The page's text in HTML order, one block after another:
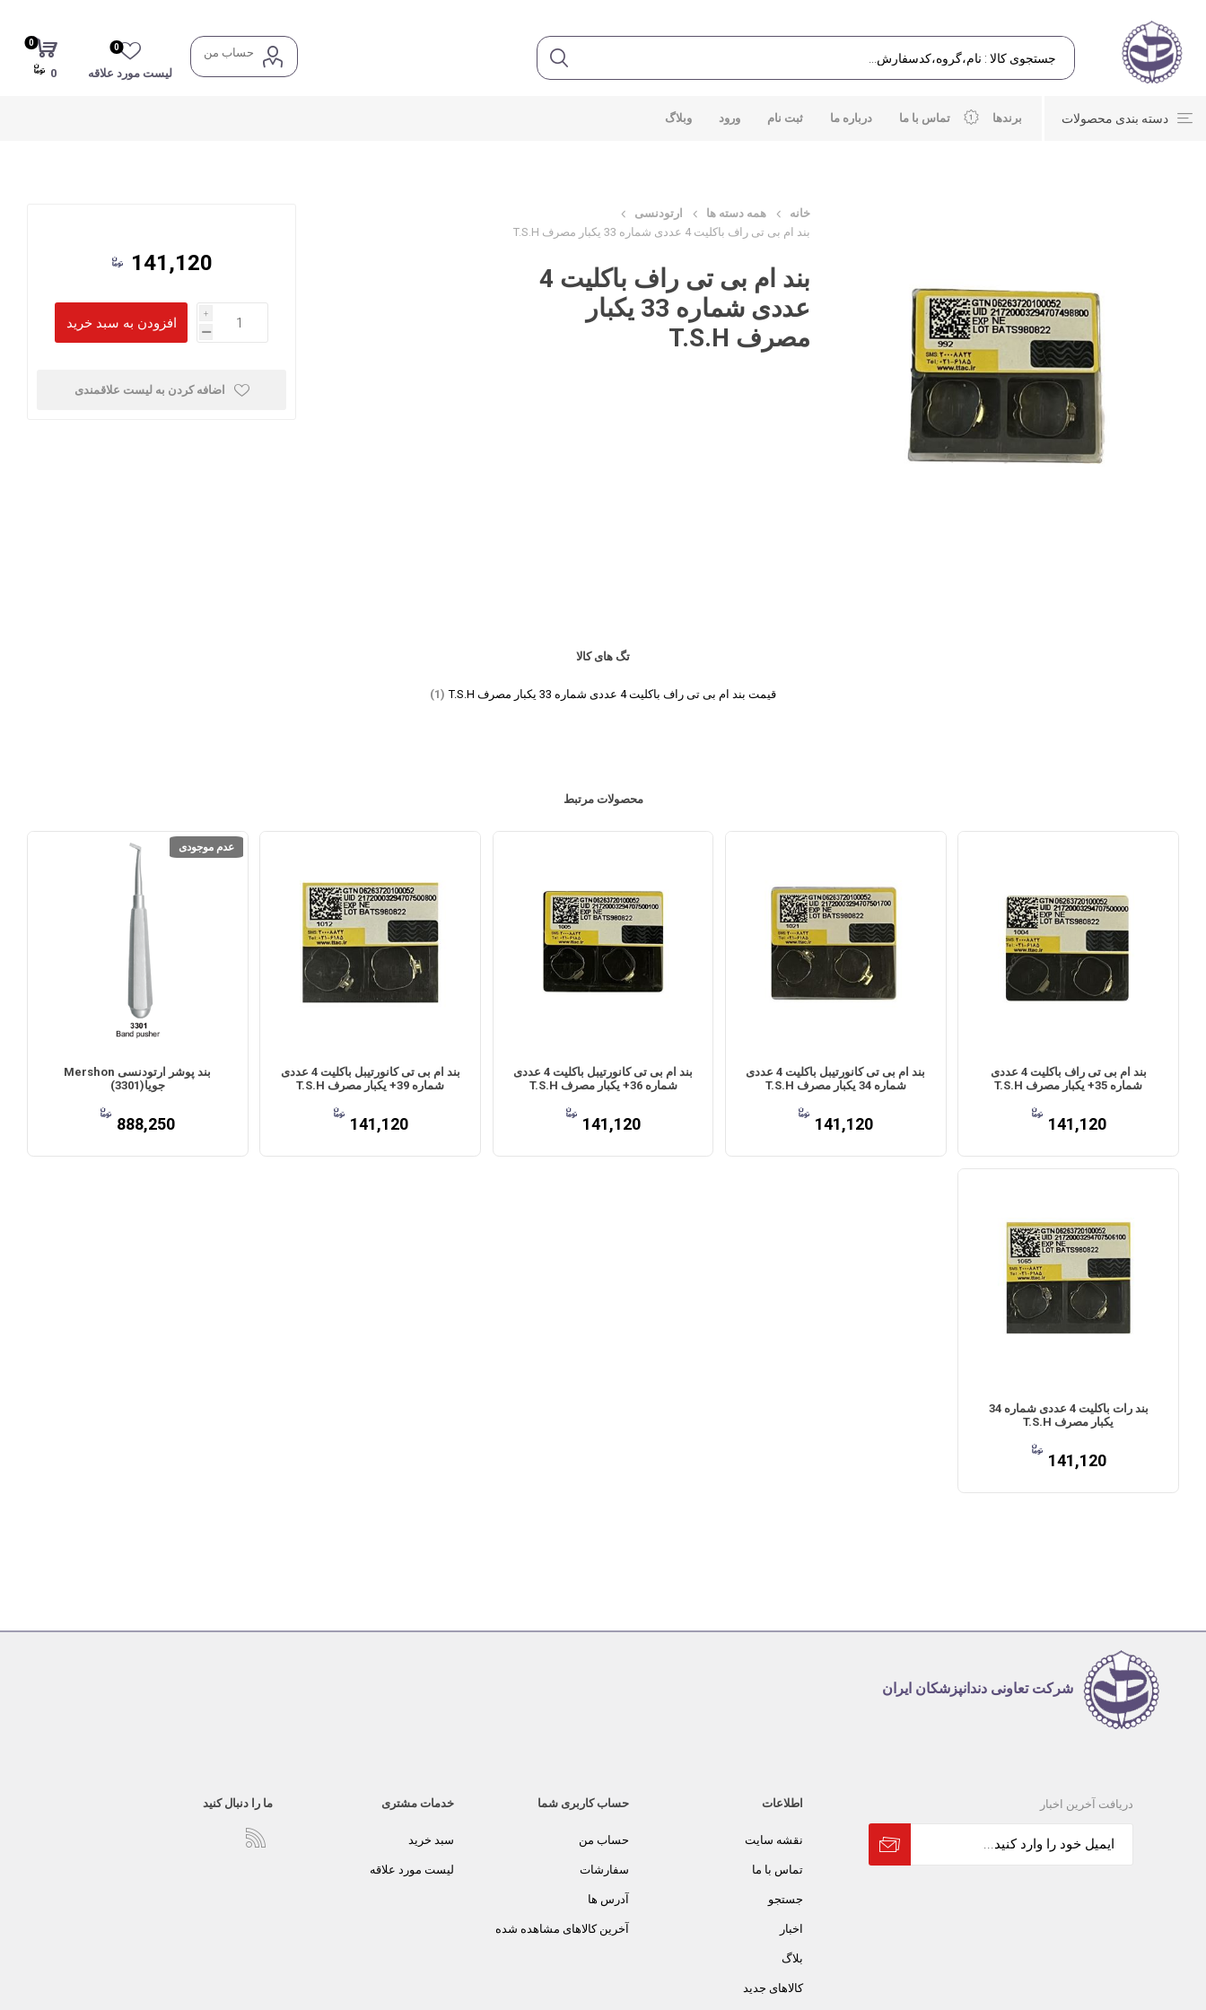
حساب من
لیست مورد علاقه
0
0
0
دسته بندی محصولات برندها تماس با ما درباره ما ثبت نام ورود وبلاگ
خانه همه دسته ها
ارتودنسی
بند ام بی تی راف باکلیت 4 عددی شماره 33 یکبار مصرف T.S.H
بند ام بی تی راف باکلیت 4
عددی شماره 33 یکبار
مصرف T.S.H
141,120
i
h
اضافه کردن به لیست علاقمندی
تگ های کالا
قیمت بند ام بی تی راف باکلیت 4 عددی شماره 33 یکبار مصرف T.S.H (1)
محصولات مرتبط
بند ام بی تی راف باکلیت 4 عددی
شماره 35+ یکبار مصرف T.S.H
141,120
بند ام بی تی کانورتیبل باکلیت 4 عددی
شماره 34 یکبار مصرف T.S.H
141,120
بند ام بی تی کانورتیبل باکلیت 4 عددی
شماره 36+ یکبار مصرف T.S.H
141,120
بند ام بی تی کانورتیبل باکلیت 4 عددی
شماره 39+ یکبار مصرف T.S.H
141,120
عدم موجودی
بند پوشر ارتودنسی Mershon
جویا(3301)
888,250
بند رات باکلیت 4 عددی شماره 34
یکبار مصرف T.S.H
141,120
شرکت تعاونی دندانپزشکان ایران
دریافت آخرین اخبار اطلاعات
نقشه سایت
تماس با ما
جستجو
اخبار
بلاگ
کالاهای جدید
حساب کاربری شما
حساب من
سفارشات
آدرس ها
آخرین کالاهای مشاهده شده
خدمات مشتری
سبد خرید
لیست مورد علاقه
ما را دنبال کنید